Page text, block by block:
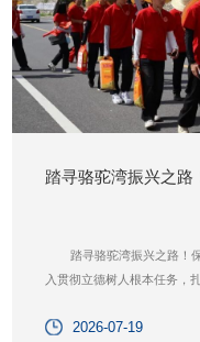
踏寻骆驼湾振兴之
踏寻骆驼湾振兴之路！
入贯彻立德树人根本任务，
思政实2026-07-19